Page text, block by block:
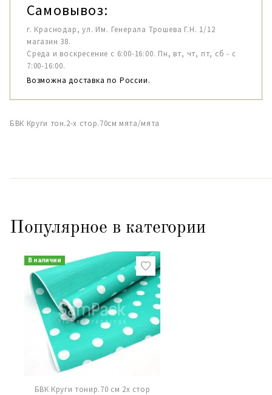
Самовывоз:
г. Краснодар, ул. Им. Генерала Трошева Г.Н. 1/12
магазин 38.
Среда и воскресение с 6:00-16:00. Пн, вт, чт, пт, сб - с
7:00-16:00.
Возможна доставка по России.
БВК Круги тон.2-х стор.70см мята/мята
Популярное в категории
В наличии
БВК Круги тонир.70 см 2х стор